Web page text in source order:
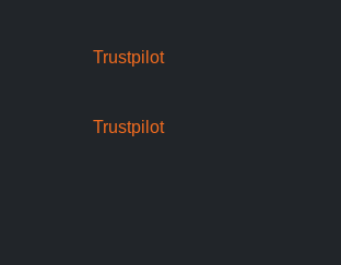
Trustpilot
Trustpilot